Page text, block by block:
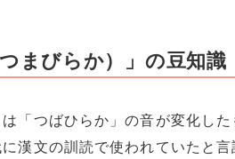
つまびらか）」の豆知識
は「つばひらか」の音が変化し
漢文の訓読で使われていたと